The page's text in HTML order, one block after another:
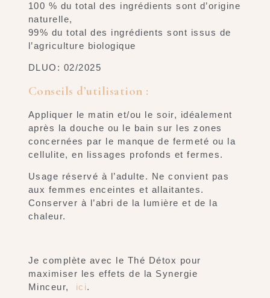
100 % du total des ingrédients sont d’origine
naturelle,
99% du total des ingrédients sont issus de
l’agriculture biologique
DLUO: 02/2025
Conseils d’utilisation :
Appliquer le matin et/ou le soir, idéalement
après la douche ou le bain sur les zones
concernées par le manque de fermeté ou la
cellulite, en lissages profonds et fermes.
Usage réservé à l’adulte. Ne convient pas
aux femmes enceintes et allaitantes.
Conserver à l’abri de la lumière et de la
chaleur.
Je complète avec le Thé Détox pour
maximiser les effets de la Synergie
Minceur, ici.